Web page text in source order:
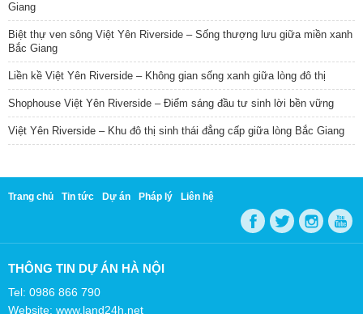
Giang
Biệt thự ven sông Việt Yên Riverside – Sống thượng lưu giữa miền xanh
Bắc Giang
Liền kề Việt Yên Riverside – Không gian sống xanh giữa lòng đô thị
Shophouse Việt Yên Riverside – Điểm sáng đầu tư sinh lời bền vững
Việt Yên Riverside – Khu đô thị sinh thái đẳng cấp giữa lòng Bắc Giang
Trang chủ Tin tức Dự án Pháp lý Liên hệ
THÔNG TIN DỰ ÁN HÀ NỘI
Tel: 0986 866 790
Website: www.land24h.net